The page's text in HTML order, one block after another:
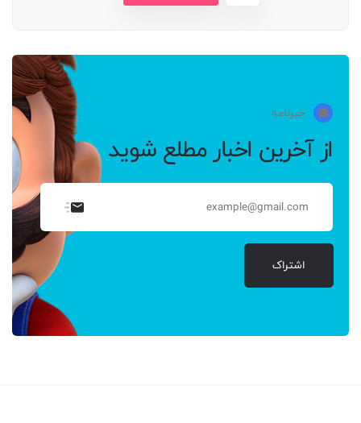
خبرنامه
از آخرین اخبار مطلع شوید
اشتراک